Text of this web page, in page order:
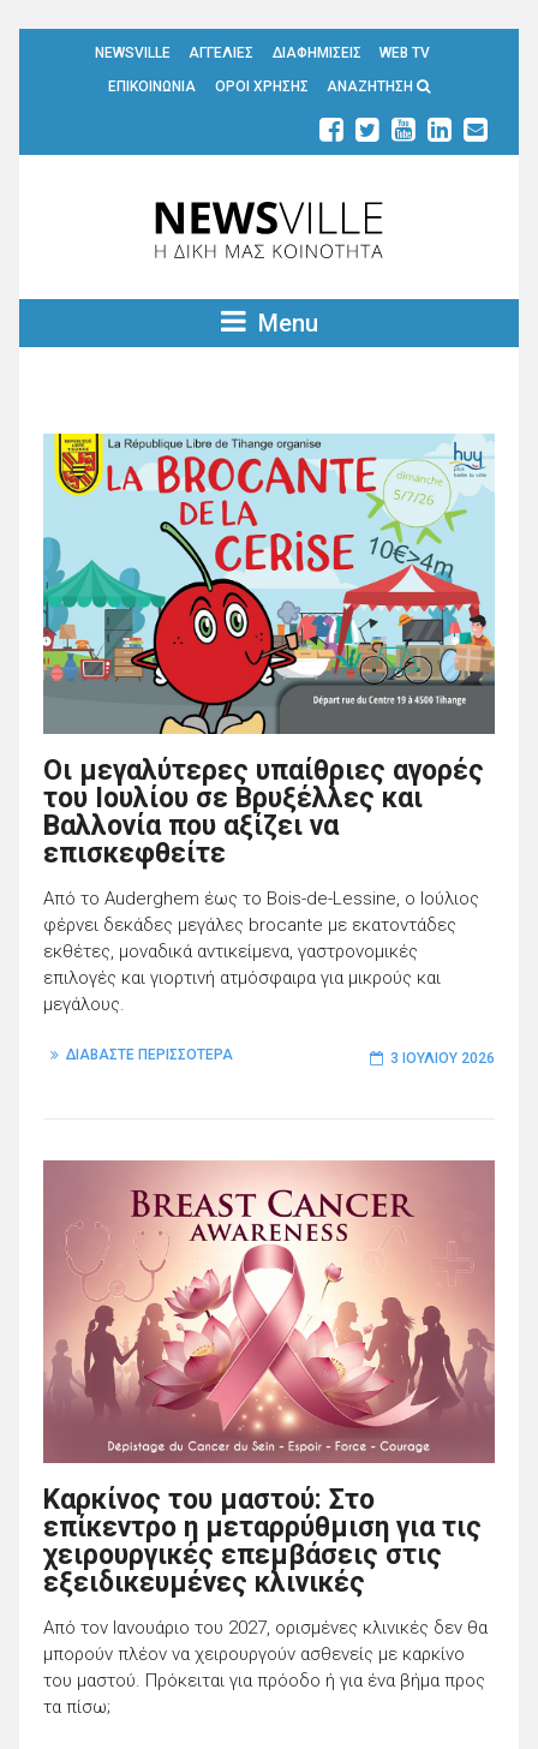
NEWSVILLE ΑΓΓΕΛΙΕΣ ΔΙΑΦΗΜΙΣΕΙΣ
WEB TV
ΕΠΙΚΟΙΝΩΝΙΑ
ΟΡΟΙ ΧΡΗΣΗΣ ΑΝΑΖΗΤΗΣΗ
Menu
Οι μεγαλύτερες υπαίθριες αγορές
του Ιουλίου σε Βρυξέλλες και
Βαλλονία που αξίζει να
επισκεφθείτε
Από το Auderghem έως το Bois-de-Lessine, ο Ιούλιος
φέρνει δεκάδες μεγάλες brocante με εκατοντάδες
εκθέτες, μοναδικά αντικείμενα, γαστρονομικές
επιλογές και γιορτινή ατμόσφαιρα για μικρούς και
μεγάλους.
ΔΙΑΒΑΣΤΕ ΠΕΡΙΣΣΟΤΕΡΑ 3 ΙΟΥΛΊΟΥ 2026
Καρκίνος του μαστού: Στο
επίκεντρο η μεταρρύθμιση για τις
χειρουργικές επεμβάσεις στις
εξειδικευμένες κλινικές
Από τον Ιανουάριο του 2027, ορισμένες κλινικές δεν θα
μπορούν πλέον να χειρουργούν ασθενείς με καρκίνο
του μαστού. Πρόκειται για πρόοδο ή για ένα βήμα προς
τα πίσω;